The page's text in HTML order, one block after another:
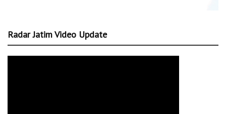
Radar Jatim Video Update